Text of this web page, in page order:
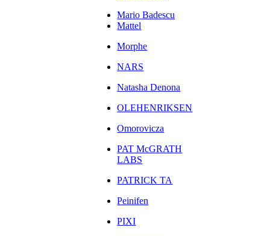
Mario Badescu
Mattel
Morphe
NARS
Natasha Denona
OLEHENRIKSEN
Omorovicza
PAT McGRATH
LABS
PATRICK TA
Peinifen
PIXI